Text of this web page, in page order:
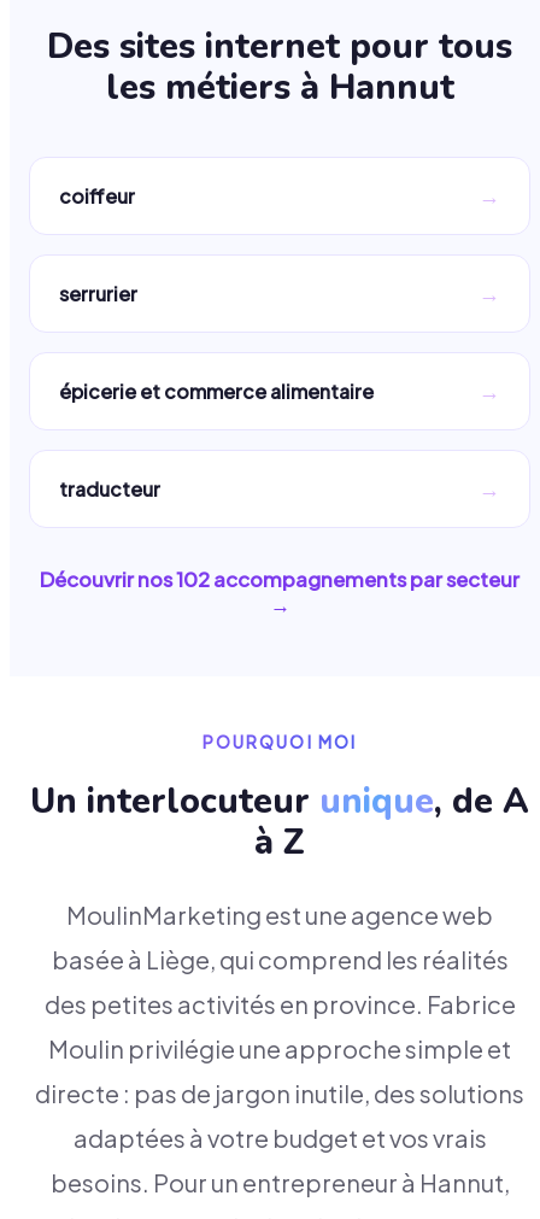
Des sites internet pour tous
les métiers à Hannut
coiffeur →
serrurier →
épicerie et commerce alimentaire →
traducteur →
Découvrir nos102accompagnements par secteur
→
POURQUOI MOI
Un interlocuteur unique, de A
à Z
MoulinMarketing est une agence web
basée à Liège, qui comprend les réalités
des petites activités en province. Fabrice
Moulin privilégie une approche simple et
directe : pas de jargon inutile, des solutions
adaptées à votre budget et vos vrais
besoins. Pour un entrepreneur à Hannut,